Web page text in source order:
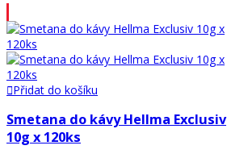
Přidat do košíku
Smetana do kávy Hellma Exclusiv
10g x 120ks